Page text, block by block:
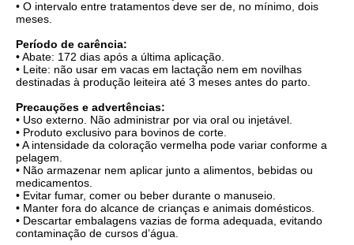
• O intervalo entre tratamentos deve ser de, no mínimo, dois
meses.
Período de carência:
• Abate: 172 dias após a última aplicação.
• Leite: não usar em vacas em lactação nem em novilhas
destinadas à produção leiteira até 3 meses antes do parto.
Precauções e advertências:
• Uso externo. Não administrar por via oral ou injetável.
• Produto exclusivo para bovinos de corte.
• A intensidade da coloração vermelha pode variar conforme a
pelagem.
• Não armazenar nem aplicar junto a alimentos, bebidas ou
medicamentos.
• Evitar fumar, comer ou beber durante o manuseio.
• Manter fora do alcance de crianças e animais domésticos.
• Descartar embalagens vazias de forma adequada, evitando
contaminação de cursos d’água.